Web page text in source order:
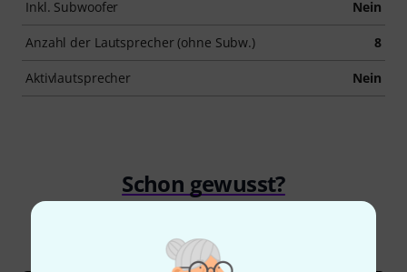
Inkl. Subwoofer Nein
Anzahl der Lautsprecher (ohne Subw.) 8
Aktivlautsprecher Nein
Schon gewusst?